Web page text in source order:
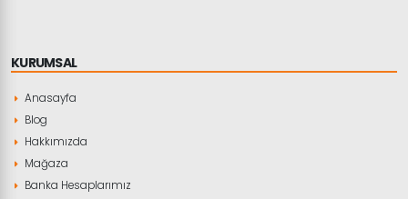
KURUMSAL
Anasayfa
Blog
Hakkımızda
Mağaza
Banka Hesaplarımız